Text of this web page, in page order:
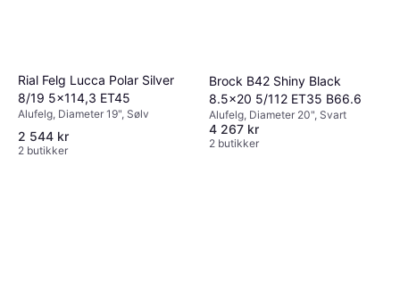
Rial Felg Lucca Polar Silver
8/19 5x114,3 ET45
Alufelg, Diameter 19", Sølv
2 544 kr
2 butikker
Brock B42 Shiny Black
8.5x20 5/112 ET35 B66.6
Alufelg, Diameter 20", Svart
4 267 kr
2 butikker